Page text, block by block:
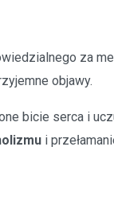
za
objawy.
bicie serca i
i